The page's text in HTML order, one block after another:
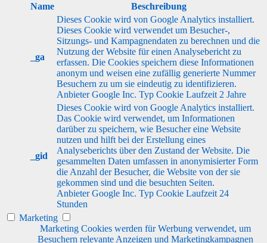
Name
Beschreibung
_ga
Dieses Cookie wird von Google Analytics installiert.
Dieses Cookie wird verwendet um Besucher-,
Sitzungs- und Kampagnendaten zu berechnen und die
Nutzung der Website für einen Analysebericht zu
erfassen. Die Cookies speichern diese Informationen
anonym und weisen eine zufällig generierte Nummer
Besuchern zu um sie eindeutig zu identifizieren.
Anbieter Google Inc. Typ Cookie Laufzeit 2 Jahre
_gid
Dieses Cookie wird von Google Analytics installiert.
Das Cookie wird verwendet, um Informationen
darüber zu speichern, wie Besucher eine Website
nutzen und hilft bei der Erstellung eines
Analyseberichts über den Zustand der Website. Die
gesammelten Daten umfassen in anonymisierter Form
die Anzahl der Besucher, die Website von der sie
gekommen sind und die besuchten Seiten.
Anbieter Google Inc. Typ Cookie Laufzeit 24
Stunden
Marketing
Marketing Cookies werden für Werbung verwendet, um
Besuchern relevante Anzeigen und Marketingkampagnen